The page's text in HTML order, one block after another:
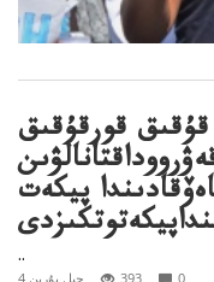
قۇقىق قورقۇقىق
پيكەت
..
4 جىل بۇرىن 393 0